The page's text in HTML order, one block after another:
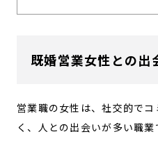
既婚営業女性との出
営業職の女性は、社交的で
く、人との出会いが多い職